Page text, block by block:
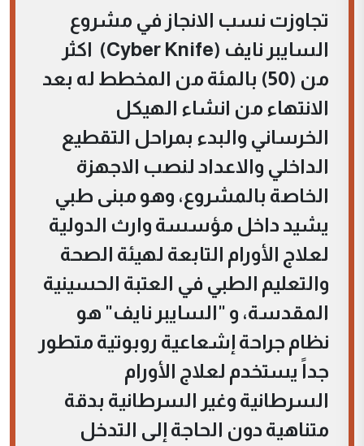
تجاوزت نسب الانجاز في مشروع
السايبر نايف (Cyber Knife) اكثر
من (50) بالمئة من المخطط له بعد
الانتهاء من انشاء الهيكل
الخرساني والبدء بمراحل التقطيع
الداخلي والاعداد لنصب الاجهزة
الخاصة بالمشروع، وهو مبنى طبي
يشيد داخل مؤسسة وارث الدولية
لعلاج الأورام التابعة لهيئة الصحة
والتعليم الطبي في العتبة الحسينية
المقدسة، و "السايبر نايف" هو
نظام جراحة إشعاعية روبوتية متطور
جداً يستخدم لعلاج الأورام
السرطانية وغير السرطانية بدقة
متناهية دون الحاجة إلى التدخل